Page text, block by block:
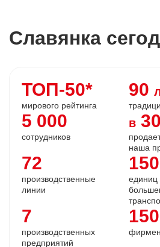
Славянка
ТОП-50*
мирового рейтинга
90
5 000
сотрудников
в 30
наша
7
производственных
предприятий
150
72
производственные
линии
150
единиц